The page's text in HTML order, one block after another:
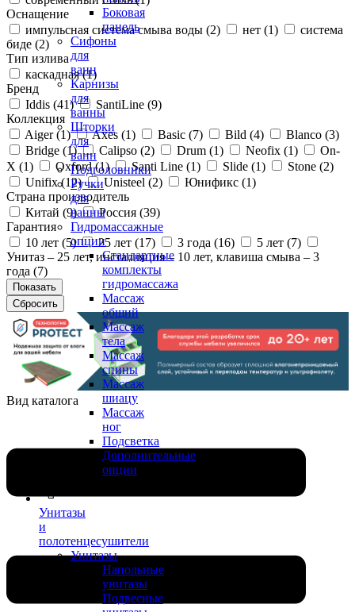
Боковая
панель
Сифоны
для
ванн
Карнизы
для
ванны
Шторки
для
ванн
Подголовники
Ручки
для
ванны
Гидромассажные
опции
Стандартные
комплекты
гидромассажа
Массаж
общий
Массаж
тела
Массаж
спины
Массаж
шиацу
Массаж
ног
Подсветка
Дополнительные
опции
Унитазы
и
полотенцесушители
Унитазы
Напольные
унитазы
Подвесные
Оснащение
импульсная система смыва воды (2) нет (1)
система
биде (2)
Тип излива
каскадная (1)
Бренд
Iddis (41) SantiLine (9)
Коллекция
Aiger (1) Axes (1) Basic (7) Bild (4) Blanco (3)
Bridge (1) Calipso (2) Drum (1) Neofix (1)
On-
X (1) Oxford (1) Santi Line (1) Slide (1) Stone (2)
Unifix (12) Unisteel (2) Юнификс (1)
Страна производитель
Китай (9) Россия (39)
Гарантия
10 лет (5) 25 лет (17) 3 года (16) 5 лет (7)
Унитаз – 25 лет, инсталляция – 10 лет, клавиша смыва – 3
года (7)
Вид каталога